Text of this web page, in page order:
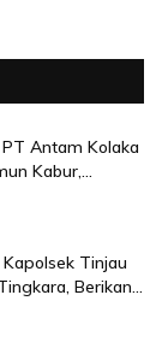
Antam Kolaka
Kabur,...
Tinjau
Berikan...